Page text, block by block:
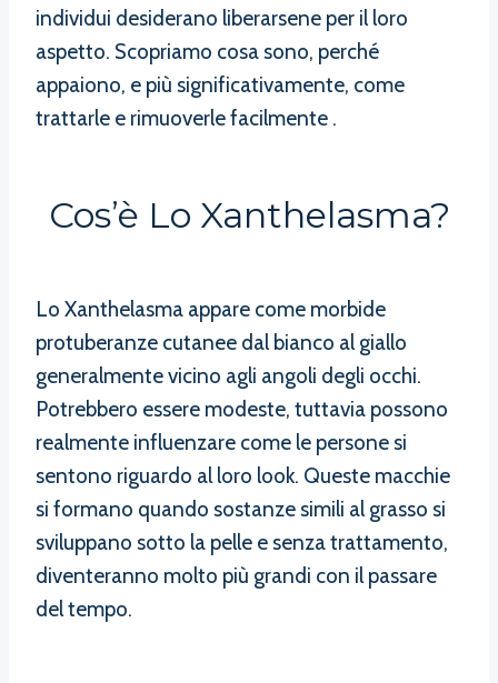
individui desiderano liberarsene per il loro
aspetto. Scopriamo cosa sono, perché
appaiono, e più significativamente, come
trattarle e rimuoverle facilmente .
Cos’è Lo Xanthelasma?
Lo Xanthelasma appare come morbide
protuberanze cutanee dal bianco al giallo
generalmente vicino agli angoli degli occhi.
Potrebbero essere modeste, tuttavia possono
realmente influenzare come le persone si
sentono riguardo al loro look. Queste macchie
si formano quando sostanze simili al grasso si
sviluppano sotto la pelle e senza trattamento,
diventeranno molto più grandi con il passare
del tempo.